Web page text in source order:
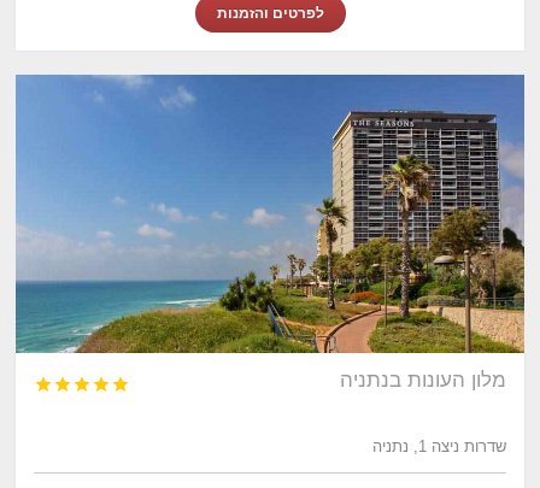
לפרטים והזמנות
מלון העונות בנתניה 




שדרות ניצה 1, נתניה